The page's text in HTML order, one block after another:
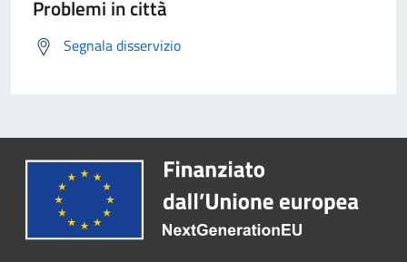
Problemi in città
Segnala disservizio